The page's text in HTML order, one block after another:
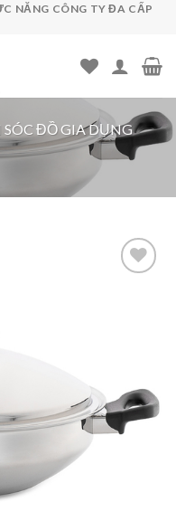
NĂNG CÔNG TY ĐA CẤP
ĐỒ GIA DỤNG